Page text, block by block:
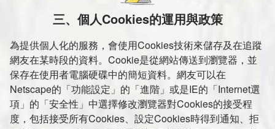
三、個人Cookies的運用與政策
為提供個人化的服務，會使用Cookies技術來儲存及在追蹤
網友在某時段的資料。Cookie是從網站傳送到瀏覽器，並
保存在使用者電腦硬碟中的簡短資料。網友可以在
Netscape的「功能設定」的「進階」或是IE的「Internet選
項」的「安全性」中選擇修改瀏覽器對Cookies的接受程
度，包括接受所有Cookies、設定Cookies時得到通知、拒